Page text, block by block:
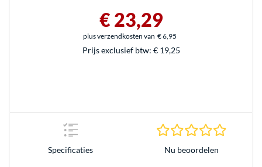
€ 23,29
plus verzendkosten van € 6,95
Prijs exclusief btw: € 19,25
Specificaties Nu beoordelen